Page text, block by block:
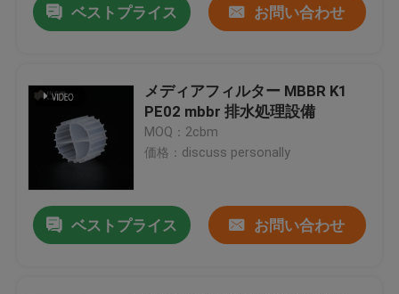
ベストプライス お問い合わせ
メディアフィルター MBBR K1
PE02 mbbr 排水処理設備
MOQ：2cbm
価格：discuss personally
ベストプライス お問い合わせ